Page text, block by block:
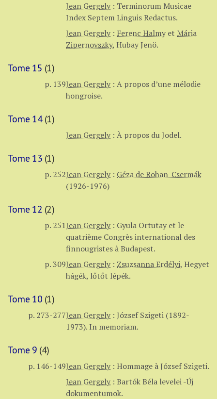
Jean Gergely : Terminorum Musicae
Index Septem Linguis Redactus.
Jean Gergely : Ferenc Halmy et Mária
Zipernovszky, Hubay Jenö.
Tome 15 (1)
p. 139Jean Gergely : A propos d’une mélodie
hongroise.
Tome 14(1)
Jean Gergely : À propos du Jodel.
Tome 13 (1)
p. 252Jean Gergely : Géza de Rohan-Csermák
(1926-1976)
Tome 12 (2)
p. 251Jean Gergely : Gyula Ortutay et le
quatrième Congrès international des
finnougristes à Budapest.
p. 309Jean Gergely : Zsuzsanna Erdélyi, Hegyet
hágék, lőtőt lépék.
Tome 10 (1)
p. 273-277Jean Gergely : József Szigeti (1892-
1973). In memoriam.
Tome 9 (4)
p. 146-149Jean Gergely : Hommage à József Szigeti.
Jean Gergely : Bartók Béla levelei -Új
dokumentumok.